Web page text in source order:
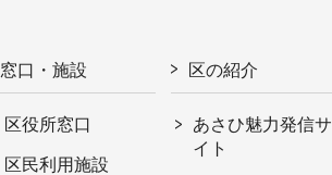
窓口・施設
区役所窓口
区民利用施設
区の紹介
あさひ魅力発信サ
イト